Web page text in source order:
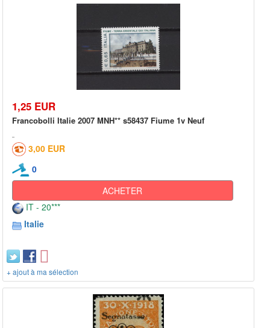
1,25 EUR
Francobolli Italie 2007 MNH** s58437 Fiume 1v Neuf
3,00 EUR
0
ACHETER
IT - 20***
Italie
+ ajout à ma sélection